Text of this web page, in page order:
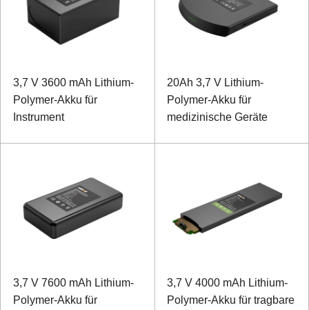
3,7 V 3600 mAh Lithium-
Polymer-Akku für
Instrument
20Ah 3,7 V Lithium-
Polymer-Akku für
medizinische Geräte
3,7 V 7600 mAh Lithium-
Polymer-Akku für
3,7 V 4000 mAh Lithium-
Polymer-Akku für tragbare